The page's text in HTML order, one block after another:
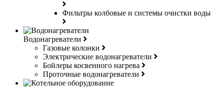
Фильтры колбовые и системы очистки воды
Водонагреватели
Газовые колонки
Электрические водонагреватели
Бойлеры косвенного нагрева
Проточные водонагреватели